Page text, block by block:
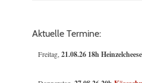
Aktuelle Termine:
Freitag,21.08.26 18h